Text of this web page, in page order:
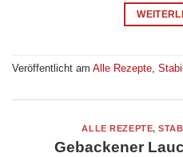
Veröffentlicht am Alle Rezepte,
ALLE REZEPTE,
Gebackener